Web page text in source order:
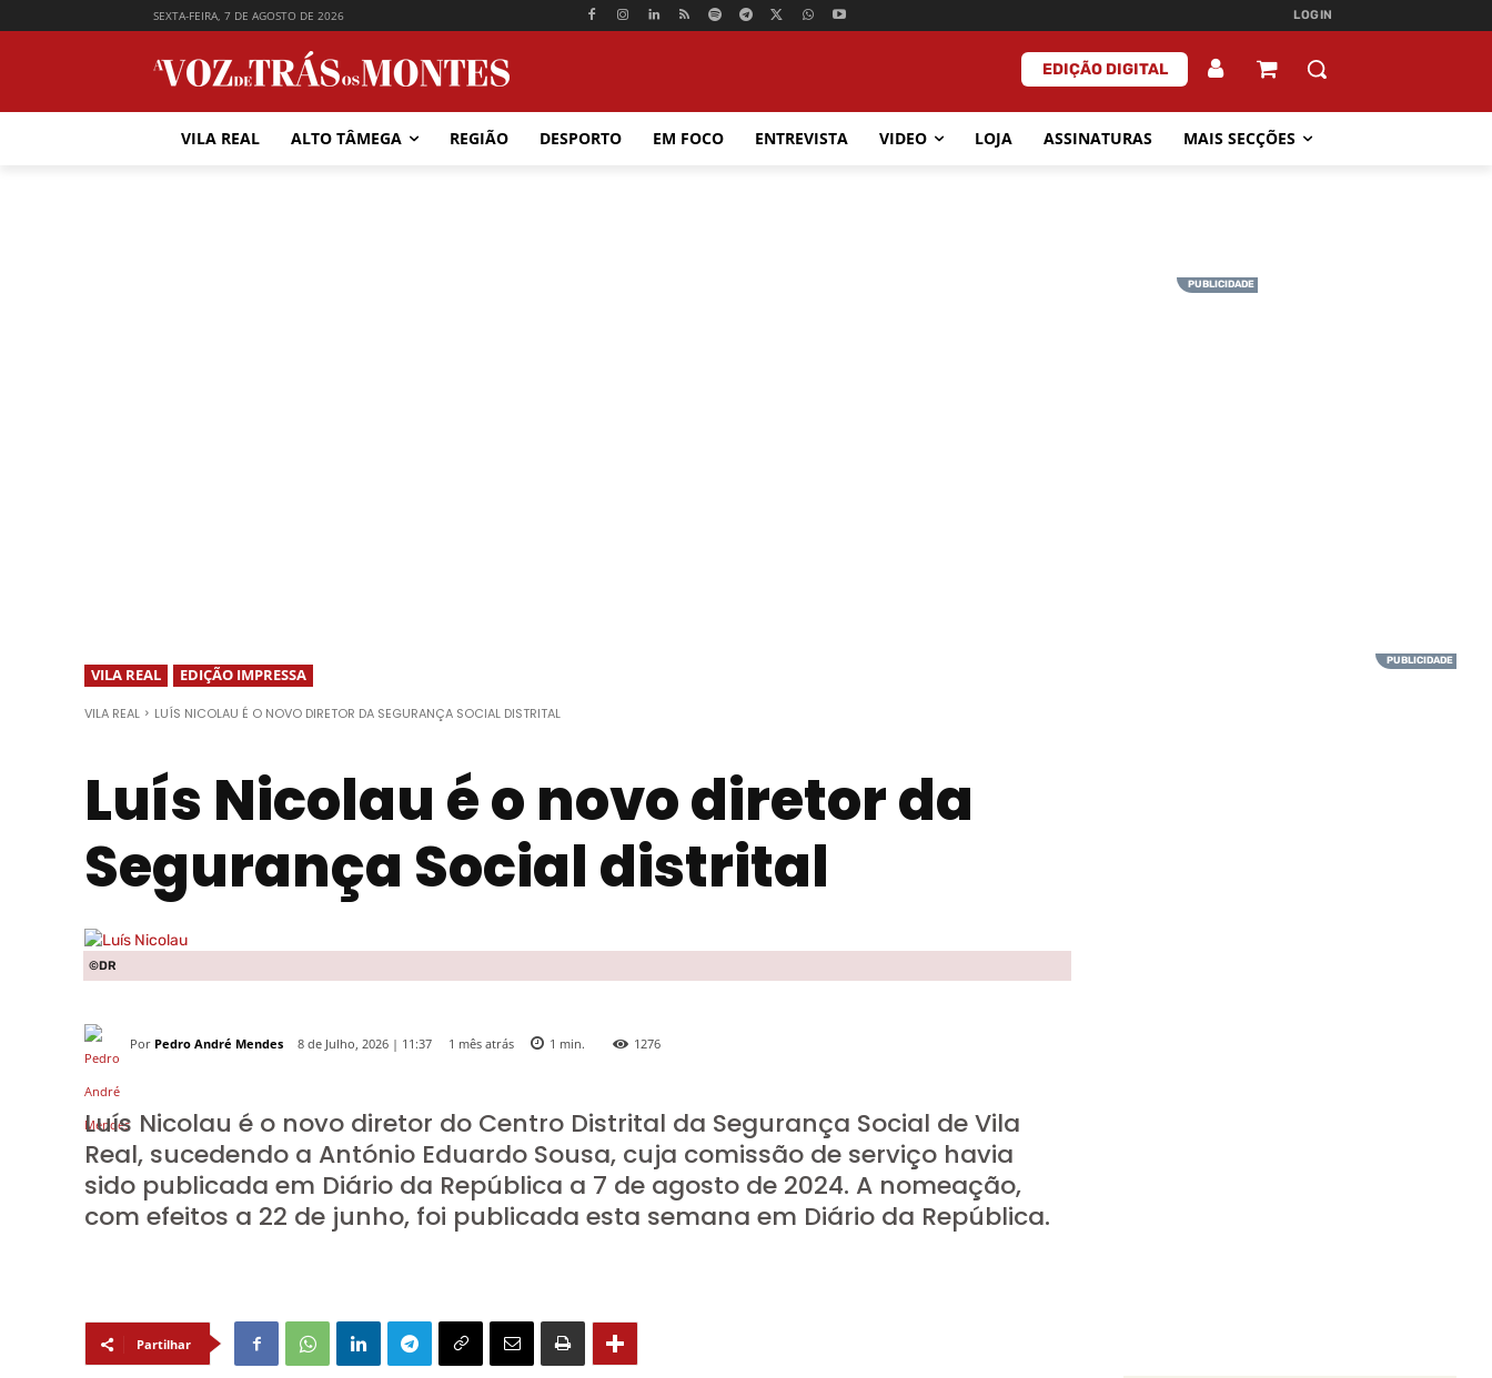
SEXTA-FEIRA, 7 DE AGOSTO DE 2026 LOGIN
EDIÇÃO DIGITAL
VILA REAL ALTO TÂMEGA REGIÃO DESPORTO EM FOCO ENTREVISTA VIDEO LOJA ASSINATURAS MAIS SECÇÕES
VILA REAL EDIÇÃO IMPRESSA
VILA REAL LUÍS NICOLAU É O NOVO DIRETOR DA SEGURANÇA SOCIAL DISTRITAL
Luís Nicolau é o novo diretor da
Segurança Social distrital
©DR
Por Pedro André Mendes 8 de Julho, 2026 | 11:37 1 mês atrás 1 min. 1276
Luís Nicolau é o novo diretor do Centro Distrital da Segurança Social de Vila
Real, sucedendo a António Eduardo Sousa, cuja comissão de serviço havia
sido publicada em Diário da República a 7 de agosto de 2024. A nomeação,
com efeitos a 22 de junho, foi publicada esta semana em Diário da República.
Partilhar